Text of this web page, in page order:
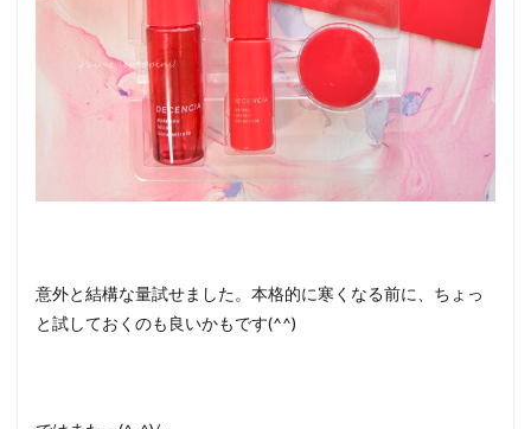
意外と結構な量試せました。本格的に寒くなる前に、ちょっ
と試しておくのも良いかもです(^^)